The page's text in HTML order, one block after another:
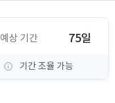
예상 기간 75일
기간 조율 가능